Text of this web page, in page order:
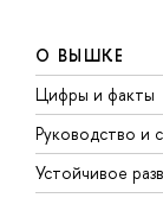
О ВЫШКЕ
Цифры и факты
Руководство и
Устойчивое